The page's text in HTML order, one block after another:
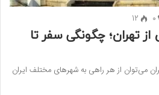
0
12
تهران؛ چگونگی سفر تا
می‌توان از هر راهی به شهرهای مختلف ایران